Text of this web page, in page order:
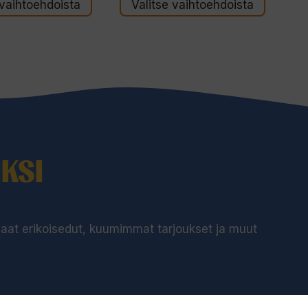
oli:
on:
Valitse vaihtoehdoista
erikoisedut, kuumimmat tarjoukset ja muut